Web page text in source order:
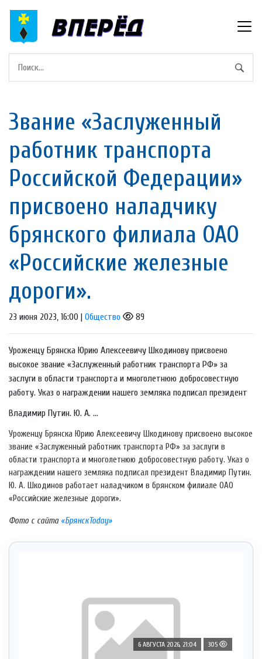
Звание «Заслуженный
работник транспорта
Российской Федерации»
присвоено наладчику
брянского филиала ОАО
«Российские железные
дороги».
23 июня 2023, 16:00 | Общество 89
Уроженцу Брянска Юрию Алексеевичу Шкодинову присвоено
высокое звание «Заслуженный работник транспорта РФ» за
заслуги в области транспорта и многолетнюю добросовестную
работу. Указ о награждении нашего земляка подписал президент
Владимир Путин. Ю. А. ...
Уроженцу Брянска Юрию Алексеевичу Шкодинову присвоено высокое
звание «Заслуженный работник транспорта РФ» за заслуги в
области транспорта и многолетнюю добросовестную работу. Указ о
награждении нашего земляка подписал президент Владимир Путин.
Ю. А. Шкодинов работает наладчиком в брянском филиале ОАО
«Российские железные дороги».
Фото с сайта«БрянскToday»
6 АВГУСТА 2026, 21:04 305